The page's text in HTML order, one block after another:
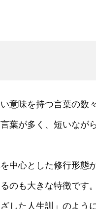
意味を持つ言葉の数
葉が多く、短いなが
中心とした修行形態
のも大きな特徴です
した人生訓」のよう